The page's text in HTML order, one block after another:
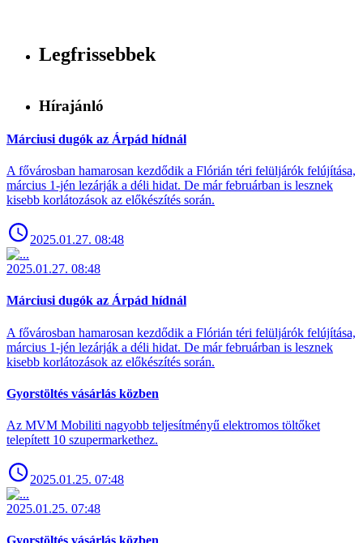
Legfrissebbek
Hírajánló
Márciusi dugók az Árpád hídnál
A fővárosban hamarosan kezdődik a Flórián téri felüljárók felújítása,
március 1-jén lezárják a déli hidat. De már februárban is lesznek
kisebb korlátozások az előkészítés során.
2025.01.27. 08:48
2025.01.27. 08:48
Márciusi dugók az Árpád hídnál
A fővárosban hamarosan kezdődik a Flórián téri felüljárók felújítása,
március 1-jén lezárják a déli hidat. De már februárban is lesznek
kisebb korlátozások az előkészítés során.
Gyorstöltés vásárlás közben
Az MVM Mobiliti nagyobb teljesítményű elektromos töltőket
telepített 10 szupermarkethez.
2025.01.25. 07:48
2025.01.25. 07:48